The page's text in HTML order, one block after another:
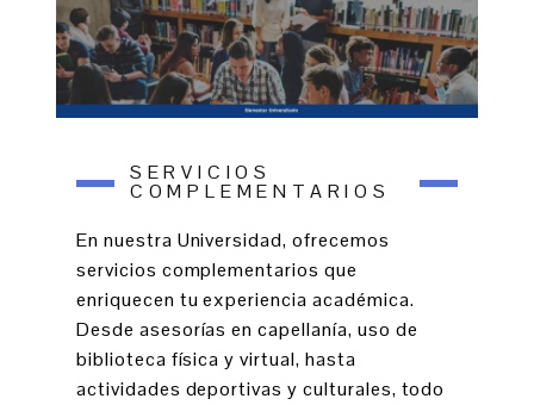
SERVICIOS
COMPLEMENTARIOS
En nuestra Universidad, ofrecemos
servicios complementarios que
enriquecen tu experiencia académica.
Desde asesorías en capellanía, uso de
biblioteca física y virtual, hasta
actividades deportivas y culturales, todo